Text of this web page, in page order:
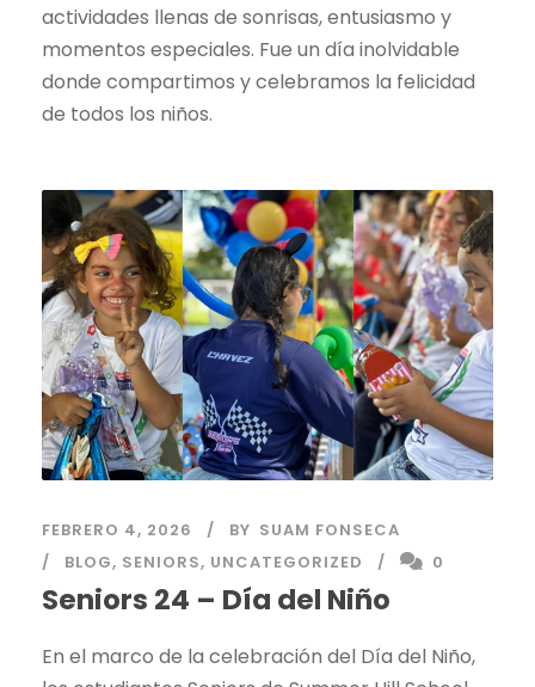
actividades llenas de sonrisas, entusiasmo y
momentos especiales. Fue un día inolvidable
donde compartimos y celebramos la felicidad
de todos los niños.
FEBRERO 4, 2026 BY SUAM FONSECA
BLOG, SENIORS, UNCATEGORIZED 0
Seniors 24 – Día del Niño
En el marco de la celebración del Día del Niño,